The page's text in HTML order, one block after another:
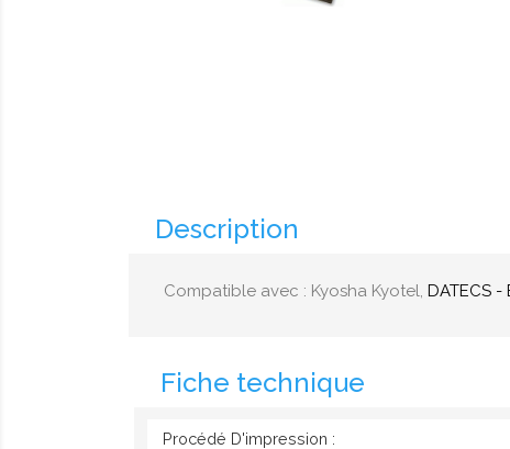
Description
Compatible avec : Kyosha Kyotel, DATECS -
Fiche technique
Procédé D'impression :